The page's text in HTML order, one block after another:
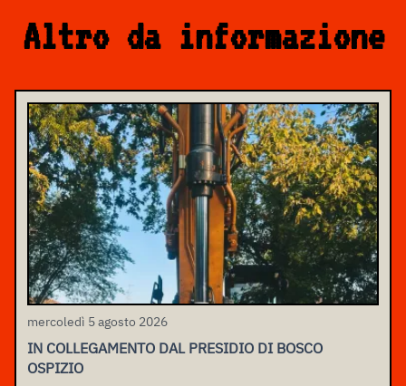
Altro da informazione
mercoledì 5 agosto 2026
IN COLLEGAMENTO DAL PRESIDIO DI BOSCO
OSPIZIO